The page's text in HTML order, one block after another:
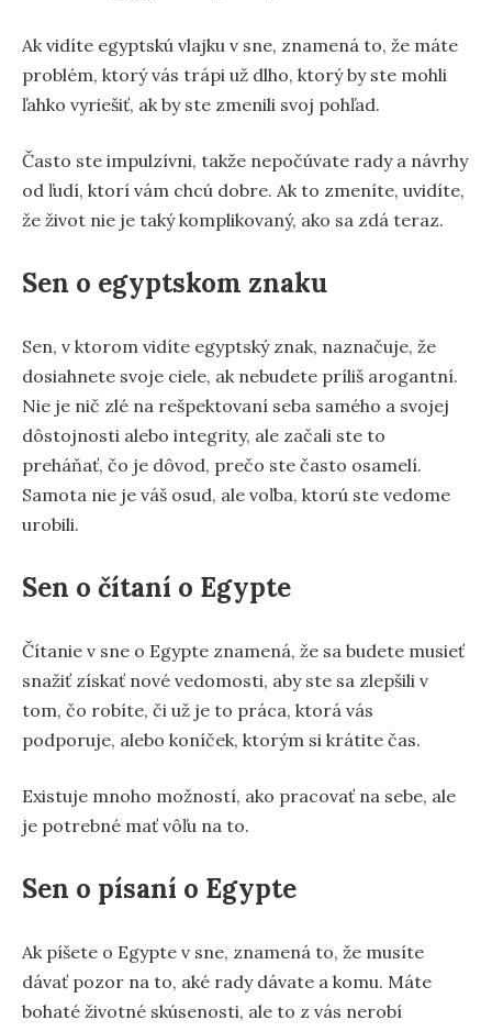
Ak vidíte egyptskú vlajku v sne, znamená to, že máte
problém, ktorý vás trápi už dlho, ktorý by ste mohli
ľahko vyriešiť, ak by ste zmenili svoj pohľad.
Často ste impulzívni, takže nepočúvate rady a návrhy
od ľudí, ktorí vám chcú dobre. Ak to zmeníte, uvidíte,
že život nie je taký komplikovaný, ako sa zdá teraz.
Sen o egyptskom znaku
Sen, v ktorom vidíte egyptský znak, naznačuje, že
dosiahnete svoje ciele, ak nebudete príliš arogantní.
Nie je nič zlé na rešpektovaní seba samého a svojej
dôstojnosti alebo integrity, ale začali ste to
preháňať, čo je dôvod, prečo ste často osamelí.
Samota nie je váš osud, ale voľba, ktorú ste vedome
urobili.
Sen o čítaní o Egypte
Čítanie v sne o Egypte znamená, že sa budete musieť
snažiť získať nové vedomosti, aby ste sa zlepšili v
tom, čo robíte, či už je to práca, ktorá vás
podporuje, alebo koníček, ktorým si krátite čas.
Existuje mnoho možností, ako pracovať na sebe, ale
je potrebné mať vôľu na to.
Sen o písaní o Egypte
Ak píšete o Egypte v sne, znamená to, že musíte
dávať pozor na to, aké rady dávate a komu. Máte
bohaté životné skúsenosti, ale to z vás nerobí